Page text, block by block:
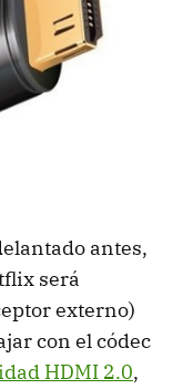
antes,
será
externo)
con el códec
HDMI 2.0,